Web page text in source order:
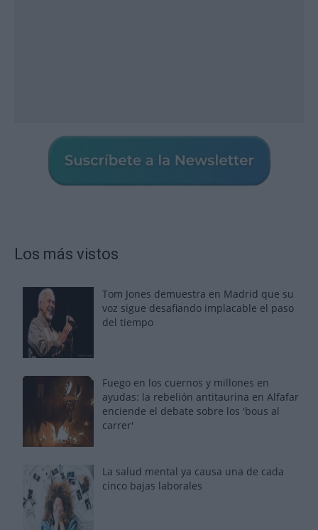
Los más vistos
Tom Jones demuestra en Madrid que su
voz sigue desafiando implacable el paso
del tiempo
Fuego en los cuernos y millones en
ayudas: la rebelión antitaurina en Alfafar
enciende el debate sobre los 'bous al
carrer'
La salud mental ya causa una de cada
cinco bajas laborales